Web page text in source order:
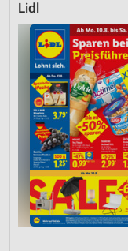
Lidl